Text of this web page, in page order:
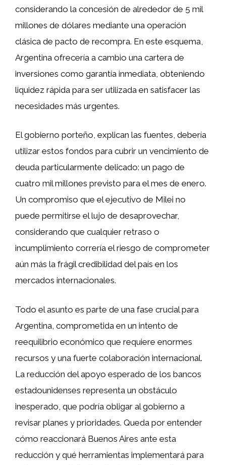
considerando la concesión de alrededor de 5 mil
millones de dólares mediante una operación
clásica de pacto de recompra. En este esquema,
Argentina ofrecería a cambio una cartera de
inversiones como garantía inmediata, obteniendo
liquidez rápida para ser utilizada en satisfacer las
necesidades más urgentes.
El gobierno porteño, explican las fuentes, debería
utilizar estos fondos para cubrir un vencimiento de
deuda particularmente delicado: un pago de
cuatro mil millones previsto para el mes de enero.
Un compromiso que el ejecutivo de Milei no
puede permitirse el lujo de desaprovechar,
considerando que cualquier retraso o
incumplimiento correría el riesgo de comprometer
aún más la frágil credibilidad del país en los
mercados internacionales.
Todo el asunto es parte de una fase crucial para
Argentina, comprometida en un intento de
reequilibrio económico que requiere enormes
recursos y una fuerte colaboración internacional.
La reducción del apoyo esperado de los bancos
estadounidenses representa un obstáculo
inesperado, que podría obligar al gobierno a
revisar planes y prioridades. Queda por entender
cómo reaccionará Buenos Aires ante esta
reducción y qué herramientas implementará para